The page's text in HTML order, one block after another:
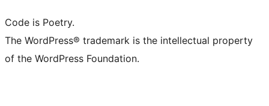
Code is Poetry.
The WordPress® trademark is the intellectual property
of the WordPress Foundation.